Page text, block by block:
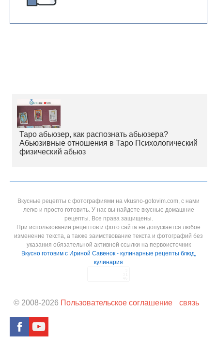
Таро абьюзер, как распознать абьюзера?
Абьюзивные отношения в Таро Психологический
физический абьюз
Вкусные рецепты с фотографиями на vkusno-gotovim.com, с нами
легко и просто готовить. У нас вы найдете вкусные домашние
рецепты. Все права защищены.
При использовании рецептов и фото сайта не допускается любое
изменение текста, а также заимствование текста и фотографий без
указания обязательной активной ссылки на первоисточник
Вкусно готовим с Ириной Савенок - кулинарные рецепты блюд,
кулинария
© 2008-2026 Пользовательское соглашение связь